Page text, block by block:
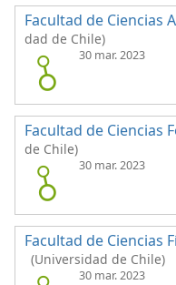
Facultad de Ciencias
dad de Chile)
30 mar. 2023
Facultad de Ciencias
de Chile)
30 mar. 2023
Facultad de Ciencias
(Universidad de Chile)
30 mar. 2023